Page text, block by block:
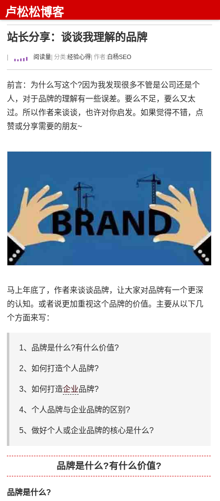
卢松松博客
站长分享：谈谈我理解的品牌
阅读量 | 分类:经验心得 | 作者:白杨SEO
前言：为什么写这个?因为我发现很多不管是公司还是个
人，对于品牌的理解有一些误差。要么不足，要么又太
过。所以作者来谈谈，也许对你启发。如果觉得不错，点
赞或分享需要的朋友~
马上年底了，作者来谈谈品牌，让大家对品牌有一个更深
的认知。或者说更加重视这个品牌的价值。主要从以下几
个方面来写：
1、品牌是什么?有什么价值?
2、如何打造个人品牌?
3、如何打造企业品牌?
4、个人品牌与企业品牌的区别?
5、做好个人或企业品牌的核心是什么?
品牌是什么?有什么价值?
品牌是什么?